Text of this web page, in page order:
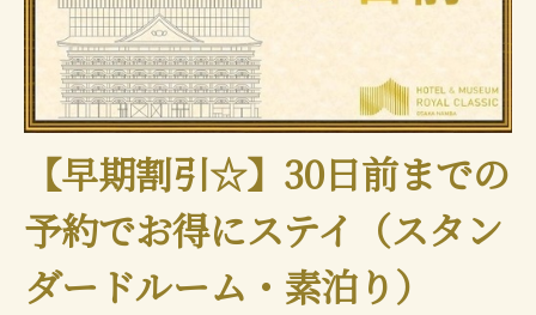
【早期割引☆】30日前までの
予約でお得にステイ（スタン
ダードルーム・素泊り）